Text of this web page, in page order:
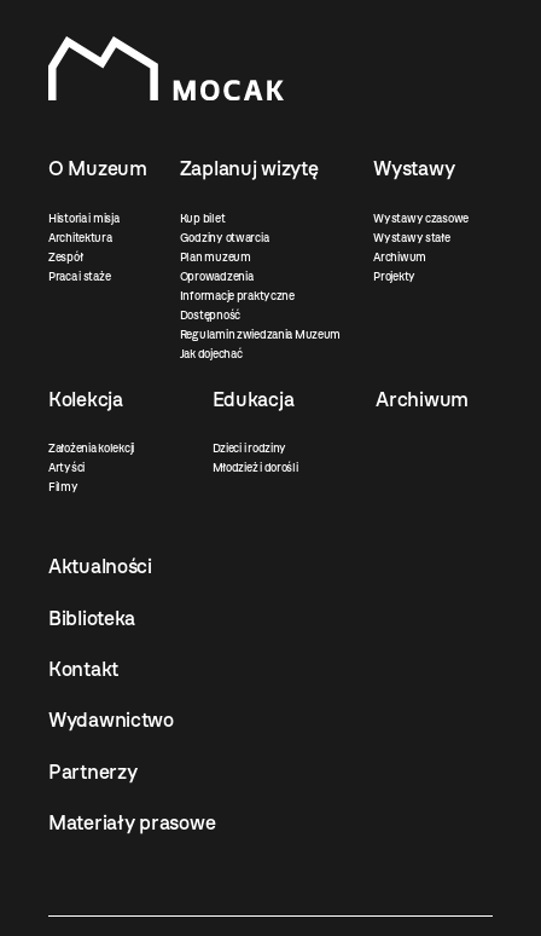
O Muzeum
Historia i misja
Architektura
Zespół
Praca i staże
Zaplanuj wizytę
Kup bilet
Godziny otwarcia
Plan muzeum
Oprowadzenia
Informacje praktyczne
Dostępność
Regulamin zwiedzania Muzeum
Jak dojechać
Wystawy
Wystawy czasowe
Wystawy stałe
Archiwum
Projekty
Kolekcja
Założenia kolekcji
Artyści
Filmy
Edukacja
Dzieci i rodziny
Młodzież i dorośli
Archiwum
Aktualności
Biblioteka
Kontakt
Wydawnictwo
Partnerzy
Materiały prasowe